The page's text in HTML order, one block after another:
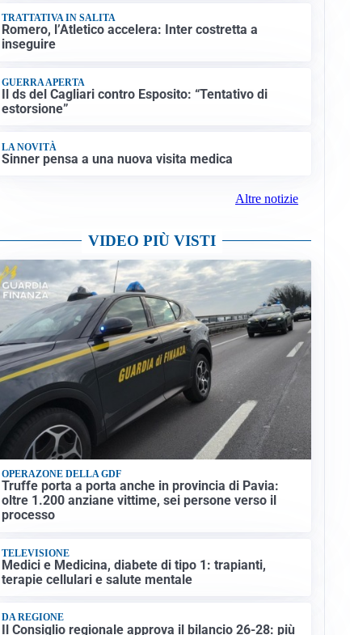
TRATTATIVA IN SALITA
Romero, l’Atletico accelera: Inter costretta a
inseguire
GUERRA APERTA
Il ds del Cagliari contro Esposito: “Tentativo di
estorsione”
LA NOVITÀ
Sinner pensa a una nuova visita medica
Altre notizie
VIDEO PIÙ VISTI
OPERAZONE DELLA GDF
Truffe porta a porta anche in provincia di Pavia:
oltre 1.200 anziane vittime, sei persone verso il
processo
TELEVISIONE
Medici e Medicina, diabete di tipo 1: trapianti,
terapie cellulari e salute mentale
DA REGIONE
Il Consiglio regionale approva il bilancio 26-28: più